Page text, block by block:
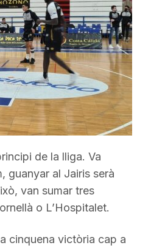
disminuir
el
volum.
de la lliga. Va
guanyar al Jairis serà
van sumar tres
o L’Hospitalet.
cinquena victòria cap a